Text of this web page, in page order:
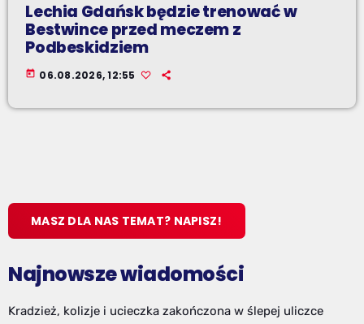
Lechia Gdańsk będzie trenować w
Bestwince przed meczem z
Podbeskidziem
today 06.08.2026, 12:55
MASZ DLA NAS TEMAT? NAPISZ!
Najnowsze wiadomości
Kradzież, kolizje i ucieczka zakończona w ślepej uliczce